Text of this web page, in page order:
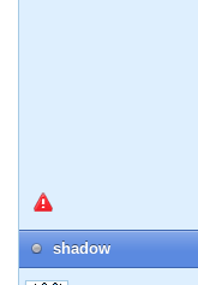
shadow